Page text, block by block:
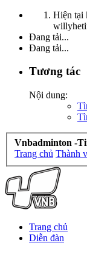
Hiện tại
Đang tải...
Đang tải...
Tương tác
Nội dung:
Vnbadminton -
Trang chủ Thành
Trang chủ
Diễn đàn